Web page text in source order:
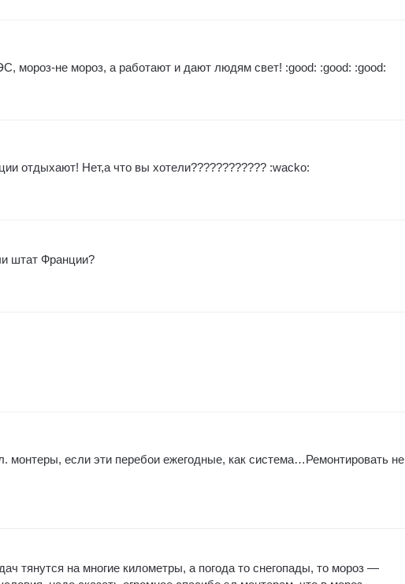
мороз-не мороз, а работают и дают людям свет! :good: :good: :good:
отдыхают! Нет,а что вы хотели???????????? :wacko:
штат Франции?
монтеры, если эти перебои ежегодные, как система…Ремонтировать не
тянутся на многие километры, а погода то снегопады, то мороз —